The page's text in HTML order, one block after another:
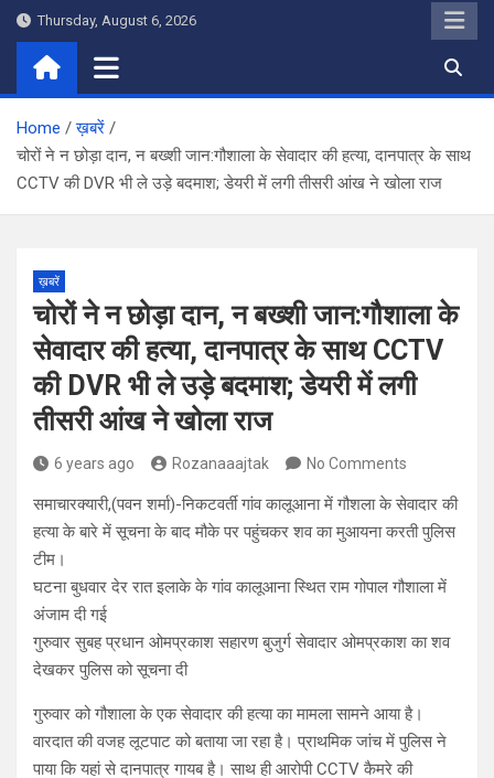
Skip
content
Thursday, August 6, 2026
Home
ख़बरें
चोरों ने न छोड़ा दान, न बख्शी जान:गौशाला के सेवादार की हत्या, दानपात्र के साथ
CCTV की DVR भी ले उड़े बदमाश; डेयरी में लगी तीसरी आंख ने खोला राज
ख़बरें
चोरों ने न छोड़ा दान, न बख्शी जान:गौशाला के
सेवादार की हत्या, दानपात्र के साथ CCTV
की DVR भी ले उड़े बदमाश; डेयरी में लगी
तीसरी आंख ने खोला राज
6 years ago Rozanaaajtak No Comments
समाचारक्यारी,(पवन शर्मा)-निकटवर्ती गांव कालूआना में गौशला के सेवादार की
हत्या के बारे में सूचना के बाद मौके पर पहुंचकर शव का मुआयना करती पुलिस
टीम।
घटना बुधवार देर रात इलाके के गांव कालूआना स्थित राम गोपाल गौशाला में
अंजाम दी गई
गुरुवार सुबह प्रधान ओमप्रकाश सहारण बुजुर्ग सेवादार ओमप्रकाश का शव
देखकर पुलिस को सूचना दी
गुरुवार को गौशाला के एक सेवादार की हत्या का मामला सामने आया है।
वारदात की वजह लूटपाट को बताया जा रहा है। प्राथमिक जांच में पुलिस ने
पाया कि यहां से दानपात्र गायब है। साथ ही आरोपी CCTV कैमरे की